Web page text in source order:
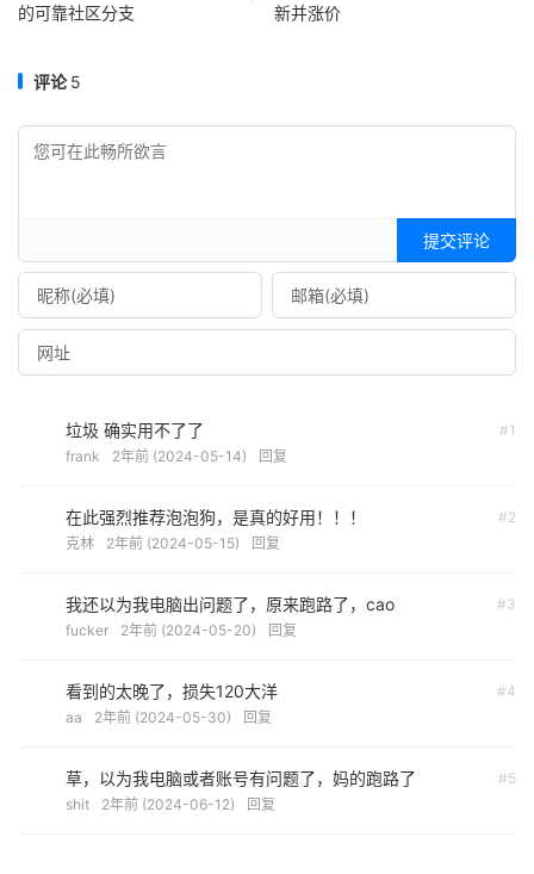
的可靠社区分支
新并涨价
评论5
提交评论
#1
垃圾 确实用不了了
frank 2年前 (2024-05-14) 回复
#2
在此强烈推荐泡泡狗，是真的好用！！！
克林 2年前 (2024-05-15) 回复
#3
我还以为我电脑出问题了，原来跑路了，cao
fucker 2年前 (2024-05-20) 回复
#4
看到的太晚了，损失120大洋
aa 2年前 (2024-05-30) 回复
#5
草，以为我电脑或者账号有问题了，妈的跑路了
shit 2年前 (2024-06-12) 回复